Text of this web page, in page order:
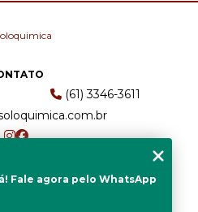
(61) 3346-3611
Bl B, Sl 49 - Asa Sul
- CEP: 70361-520
Fale agora pelo WhatsApp